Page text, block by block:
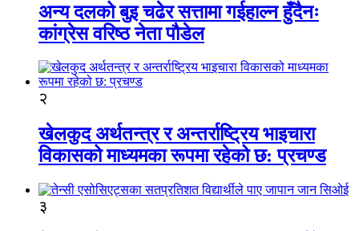
अन्य दलको बुइ चढेर सत्तामा गईहाल्न हुँदैनः
कांग्रेस वरिष्ठ नेता पौडेल
२
खेलकुद अर्थतन्त्र र अन्तर्राष्ट्रिय भाइचारा
विकासको माध्यमका रूपमा रहेको छ: प्रचण्ड
३